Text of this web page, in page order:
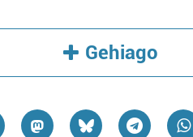
Gehiago